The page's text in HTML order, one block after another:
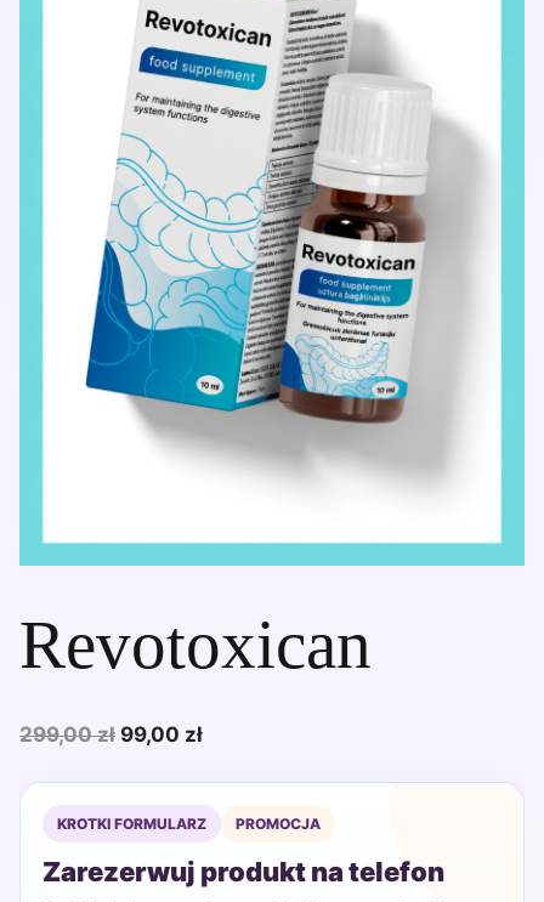
Revotoxican
299,00zł Pierwotna
299,00 zł.
99,00 złAktualna
99,00 zł.
KROTKI FORMULARZ PROMOCJA
Zarezerwuj produkt na telefon